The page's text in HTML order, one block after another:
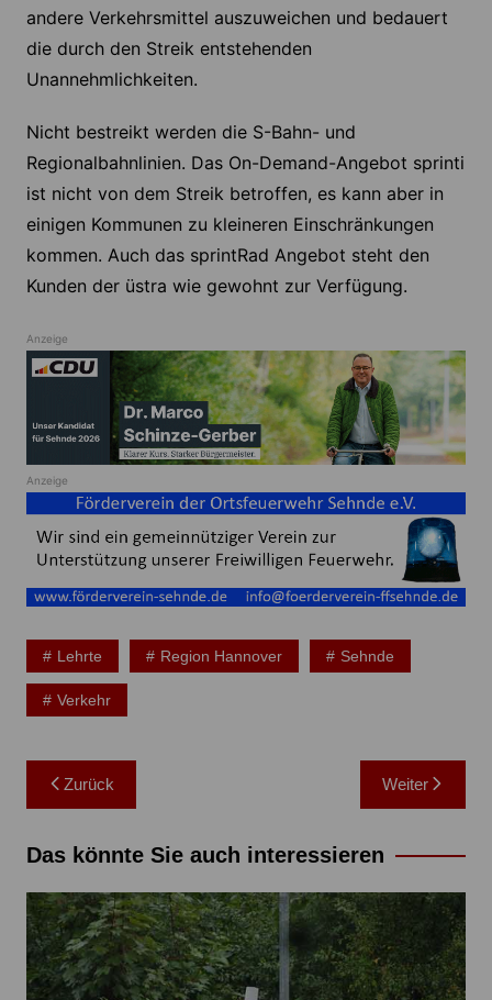
andere Verkehrsmittel auszuweichen und bedauert
die durch den Streik entstehenden
Unannehmlichkeiten.
Nicht bestreikt werden die S-Bahn- und
Regionalbahnlinien. Das On-Demand-Angebot sprinti
ist nicht von dem Streik betroffen, es kann aber in
einigen Kommunen zu kleineren Einschränkungen
kommen. Auch das sprintRad Angebot steht den
Kunden der üstra wie gewohnt zur Verfügung.
Anzeige
Anzeige
Lehrte Region Hannover Sehnde
Verkehr
Beitragsnavigation
Zurück Weiter
Das könnte Sie auch interessieren